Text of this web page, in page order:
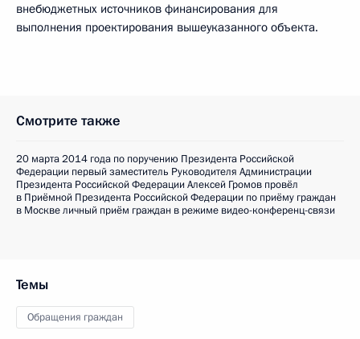
внебюджетных источников финансирования для
выполнения проектирования вышеуказанного объекта.
Смотрите также
20 марта 2014 года по поручению Президента Российской
Федерации первый заместитель Руководителя Администрации
Президента Российской Федерации Алексей Громов провёл
в Приёмной Президента Российской Федерации по приёму граждан
в Москве личный приём граждан в режиме видео-конференц-связи
Темы
Обращения граждан